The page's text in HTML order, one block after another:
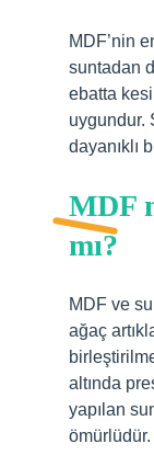
MDF’nin
suntadan
ebatta
uygundur.
dayanıklı
MDF
mı?
MDF ve
ağaç
altında
yapılan
ömürlüdür.